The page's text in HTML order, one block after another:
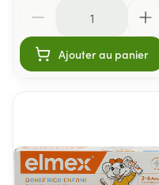
Ajouter au panier